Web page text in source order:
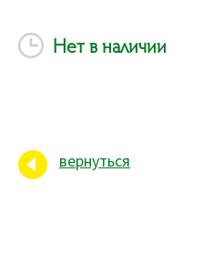
Нет в наличии
вернуться